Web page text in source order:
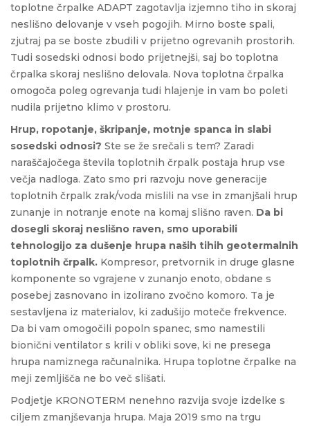
toplotne črpalke ADAPT zagotavlja izjemno tiho in skoraj
neslišno delovanje v vseh pogojih. Mirno boste spali,
zjutraj pa se boste zbudili v prijetno ogrevanih prostorih.
Tudi sosedski odnosi bodo prijetnejši, saj bo toplotna
črpalka skoraj neslišno delovala. Nova toplotna črpalka
omogoča poleg ogrevanja tudi hlajenje in vam bo poleti
nudila prijetno klimo v prostoru.
Hrup, ropotanje, škripanje, motnje spanca in slabi
sosedski odnosi? Ste se že srečali s tem? Zaradi
naraščajočega števila toplotnih črpalk postaja hrup vse
večja nadloga. Zato smo pri razvoju nove generacije
toplotnih črpalk zrak/voda mislili na vse in zmanjšali hrup
zunanje in notranje enote na komaj slišno raven. Da bi
dosegli skoraj neslišno raven, smo uporabili
tehnologijo za dušenje hrupa naših tihih geotermalnih
toplotnih črpalk. Kompresor, pretvornik in druge glasne
komponente so vgrajene v zunanjo enoto, obdane s
posebej zasnovano in izolirano zvočno komoro. Ta je
sestavljena iz materialov, ki zadušijo moteče frekvence.
Da bi vam omogočili popoln spanec, smo namestili
bionični ventilator s krili v obliki sove, ki ne presega
hrupa namiznega računalnika. Hrupa toplotne črpalke na
meji zemljišča ne bo več slišati.
Podjetje KRONOTERM nenehno razvija svoje izdelke s
ciljem zmanjševanja hrupa. Maja 2019 smo na trgu